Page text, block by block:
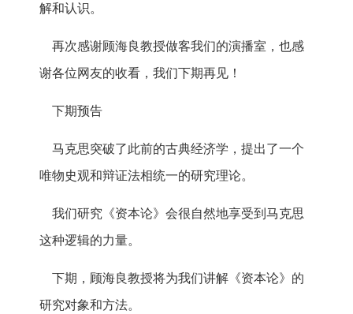
解和认识。
再次感谢顾海良教授做客我们的演播室，也感
谢各位网友的收看，我们下期再见！
下期预告
马克思突破了此前的古典经济学，提出了一个
唯物史观和辩证法相统一的研究理论。
我们研究《资本论》会很自然地享受到马克思
这种逻辑的力量。
下期，顾海良教授将为我们讲解《资本论》的
研究对象和方法。